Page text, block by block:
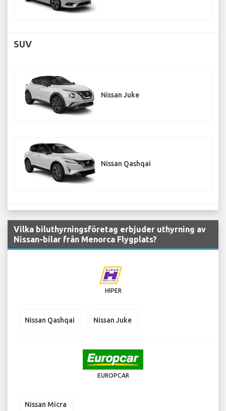
SUV
Nissan Juke
Nissan Qashqai
Vilka biluthyrningsföretag erbjuder uthyrning av
Nissan-bilar från Menorca Flygplats?
HIPER
Nissan Qashqai Nissan Juke
EUROPCAR
Nissan Micra